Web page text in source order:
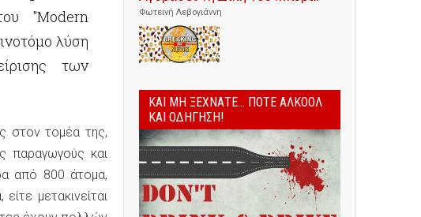
"Modern
λύση
των
στον τομέα της,
παραγωγούς και
από 800 άτομα,
μετακινείται
Φωτεινή Λεβογιάννη
ΚΑΙ ΜΗ ΞΕΧΝΆΤΕ... ΠΟΤΈ ΑΛΚΟΌΛ
ΚΑΙ ΟΔΉΓΗΣΗ!